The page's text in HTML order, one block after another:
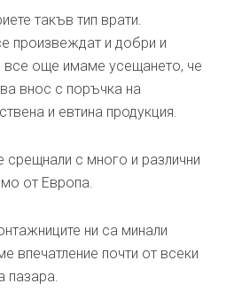
такъв тип врати.
произвеждат и добри и
все още имаме усещането, че
внос с поръчка на
и евтина продукция.
срещнали с много и различни
от Европа.
ни са минали
впечатление почти от всеки
пазара.